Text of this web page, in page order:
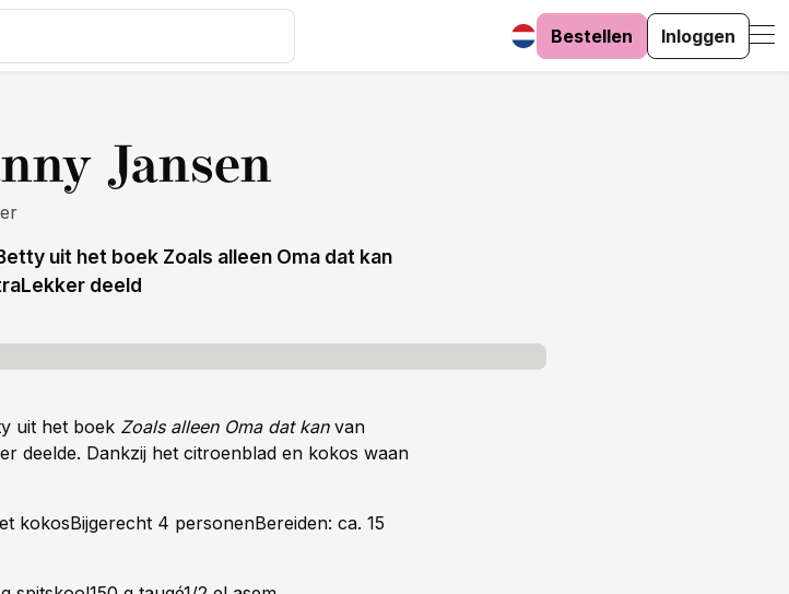
Bestellen Inloggen
Jansen
uit het boek Zoals alleen Oma dat kan
deeld
uit het boek Zoals alleen Oma dat kanvan
deelde. Dankzij het citroenblad en kokos waan
kokosBijgerecht 4 personenBereiden: ca. 15